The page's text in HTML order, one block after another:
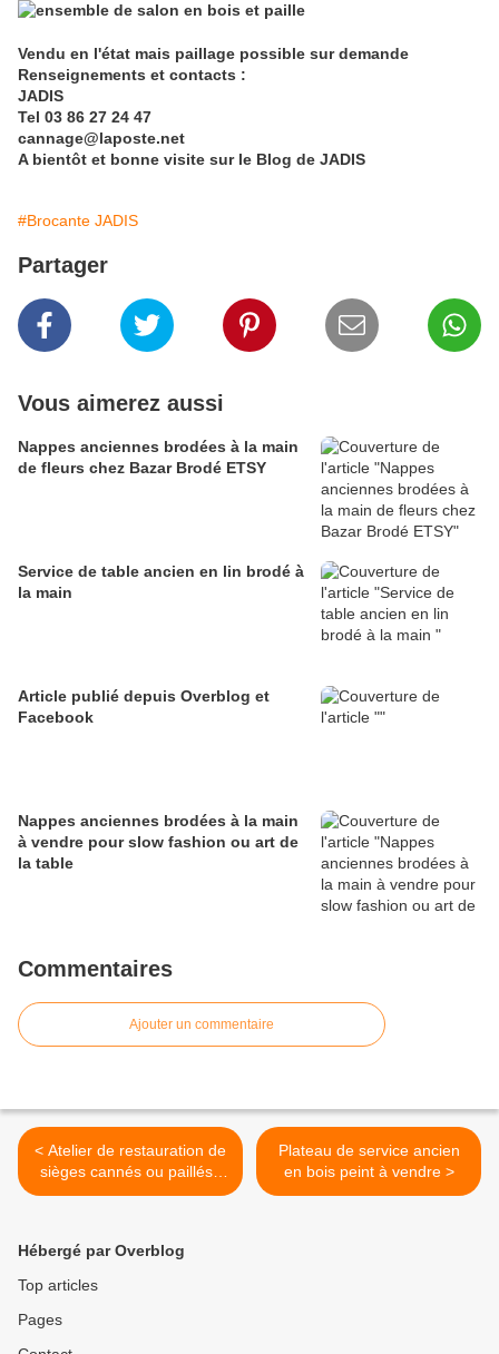
Vendu en l'état mais paillage possible sur demande
Renseignements et contacts :
JADIS
Tel 03 86 27 24 47
cannage@laposte.net
A bientôt et bonne visite sur le Blog de JADIS
#Brocante JADIS
Partager
Vous aimerez aussi
Nappes anciennes brodées à la main
de fleurs chez Bazar Brodé ETSY
Service de table ancien en lin brodé à
la main
Article publié depuis Overblog et
Facebook
Nappes anciennes brodées à la main
à vendre pour slow fashion ou art de
la table
Commentaires
Ajouter un commentaire
< Atelier de restauration de
sièges cannés ou paillés :
JADIS en Bourgogne
Plateau de service ancien
en bois peint à vendre >
Hébergé par Overblog
Top articles
Pages